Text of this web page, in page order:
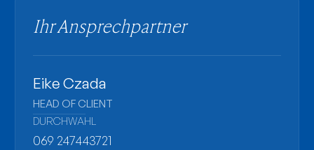
Ihr Ansprechpartner
Eike Czada
HEAD OF CLIENT
DURCHWAHL
069 247443721